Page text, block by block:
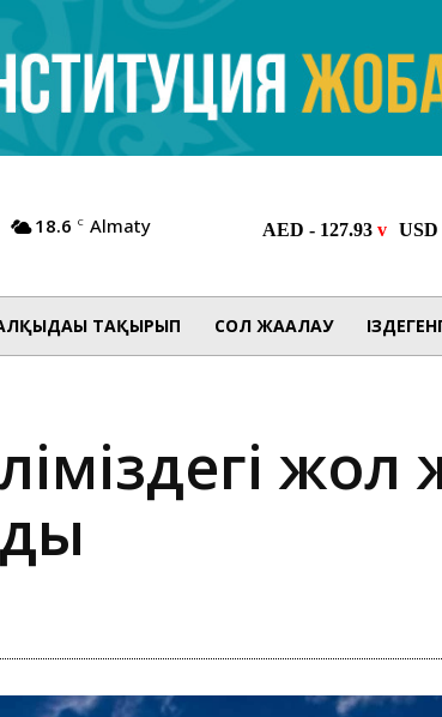
18.6 C Almaty
ТАҚЫРЫП СОЛ ЖАҒАЛАУ